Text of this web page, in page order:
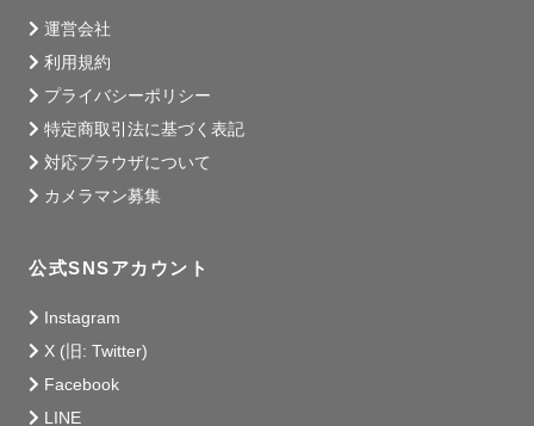
運営会社
利用規約
プライバシーポリシー
特定商取引法に基づく表記
対応ブラウザについて
カメラマン募集
公式SNSアカウント
Instagram
X (旧: Twitter)
Facebook
LINE